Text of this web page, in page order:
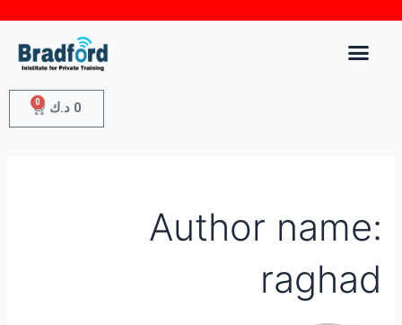
0 د.ك 0
Author name:
raghad